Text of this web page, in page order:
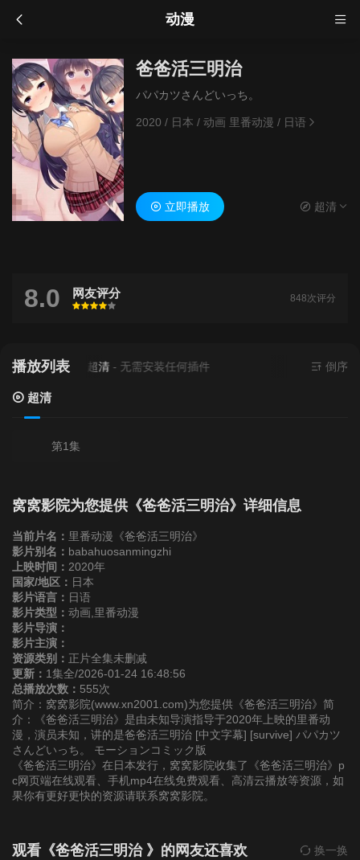
动漫
爸爸活三明治
パパカツさんどいっち。
2020 / 日本 / 动画 里番动漫/ 日语
立即播放 超清
8.0 网友评分
很差
较差还行推荐力荐
848次评分
播放列表
当前资源来源 超清- 无需安装任何插件 倒序
超清
第1集
窝窝影院为您提供《爸爸活三明治》详细信息
当前片名： 里番动漫《爸爸活三明治》
影片别名： babahuosanmingzhi
上映时间： 2020年
国家/地区： 日本
影片语言： 日语
影片类型： 动画,里番动漫
影片导演：
影片主演：
资源类别： 正片全集未删减
更新： 1集全/2026-01-24 16:48:56
总播放次数： 555次
简介：窝窝影院(www.xn2001.com)为您提供《爸爸活三明治》简
介：《爸爸活三明治》是由未知导演指导于2020年上映的里番动
漫，演员未知，讲的是爸爸活三明治 [中文字幕] [survive] パパカツ
さんどいっち。 モーションコミック版
《爸爸活三明治》在日本发行，窝窝影院收集了《爸爸活三明治》p
c网页端在线观看、手机mp4在线免费观看、高清云播放等资源，如
果你有更好更快的资源请联系窝窝影院。
观看《爸爸活三明治 》的网友还喜欢 换一换